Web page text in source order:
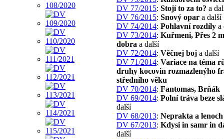
DV 77/2015: Stojí to za to? a
DV 76/2015: Snový opar a další
DV 74/2014: Pohlavní rozdíly a
DV 73/2014: Kuřmeni, Přes 2
dobra a další
DV 72/2014: Věčnej boj a další
DV 71/2014: Variace na téma
druhy kocovin rozmazlenýho
středního věku
DV 70/2014: Fantomas, Brňák
DV 69/2014: Polní tráva beze
další
DV 68/2013: Neprakta a lenoch
DV 67/2013: Kdysi in samr in
další